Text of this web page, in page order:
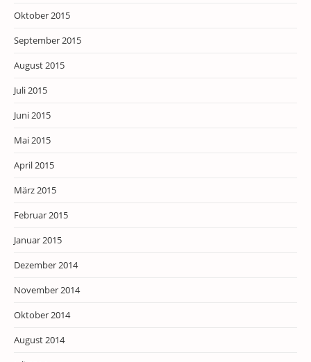
Oktober 2015
September 2015
August 2015
Juli 2015
Juni 2015
Mai 2015
April 2015
März 2015
Februar 2015
Januar 2015
Dezember 2014
November 2014
Oktober 2014
August 2014